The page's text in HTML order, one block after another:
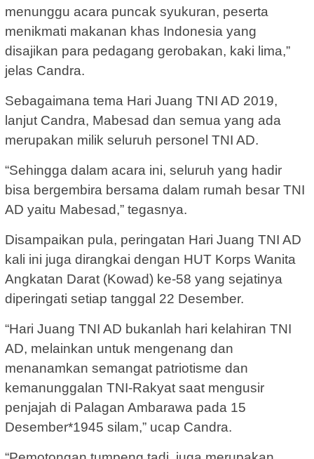
menunggu acara puncak syukuran, peserta
menikmati makanan khas Indonesia yang
disajikan para pedagang gerobakan, kaki lima,”
jelas Candra.
Sebagaimana tema Hari Juang TNI AD 2019,
lanjut Candra, Mabesad dan semua yang ada
merupakan milik seluruh personel TNI AD.
“Sehingga dalam acara ini, seluruh yang hadir
bisa bergembira bersama dalam rumah besar TNI
AD yaitu Mabesad,” tegasnya.
Disampaikan pula, peringatan Hari Juang TNI AD
kali ini juga dirangkai dengan HUT Korps Wanita
Angkatan Darat (Kowad) ke-58 yang sejatinya
diperingati setiap tanggal 22 Desember.
“Hari Juang TNI AD bukanlah hari kelahiran TNI
AD, melainkan untuk mengenang dan
menanamkan semangat patriotisme dan
kemanunggalan TNI-Rakyat saat mengusir
penjajah di Palagan Ambarawa pada 15
Desember*1945 silam,” ucap Candra.